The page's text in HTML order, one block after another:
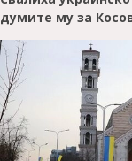
думите му за